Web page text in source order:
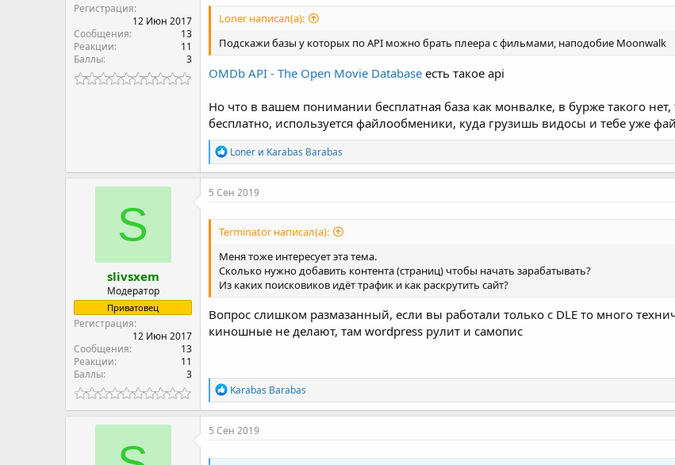
Регистрация
12 Июн 2017
Сообщения
13
Реакции
11
Баллы
3
Loner написал(а):
Подскажи базы у которых по API можно брать плеера с фильмами, наподобие Moonwalk
OMDb API - The Open Movie Database есть такое api
Но что в вашем понимании бесплатная база как монвалке, в бурже такого
бесплатно, используется файлообменики, куда грузишь видосы и тебе уже
Р
е
а
к
:
Loner и Karabas Barabas
S
slivsxem
Модератор
Приватовец
Регистрация
12 Июн 2017
Сообщения
13
Реакции
11
Баллы
3
5 Сен 2019
Terminator написал(а):
Меня тоже интересует эта тема.
Сколько нужно добавить контента (страниц) чтобы начать зарабатывать?
Из каких поисковиков идёт трафик и как раскрутить сайт?
Вопрос слишком размазанный, если вы работали только с DLE то много
киношные не делают, там wordpress рулит и самопис
Р
е
а
к
Karabas Barabas
5 Сен 2019